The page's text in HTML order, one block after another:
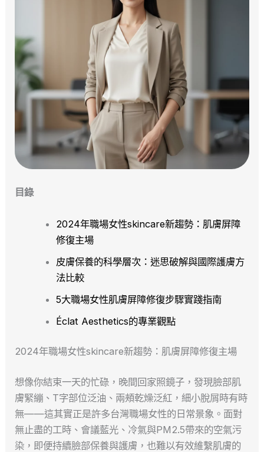
目錄
2024年職場女性skincare新趨勢：肌膚屏障
修復主場
皮膚保養的科學層次：迷思破解與國際護膚方
法比較
5大職場女性肌膚屏障修復步驟實踐指南
Éclat Aesthetics的專業觀點
2024年職場女性skincare新趨勢：肌膚屏障修復主場
想像你結束一天的忙碌，晚間回家照鏡子，發現臉部肌
膚緊繃、T字部位泛油、兩頰乾燥泛紅，細小脫屑時有時
無——這其實正是許多台灣職場女性的日常景象。面對
無止盡的工時、會議藍光、冷氣與PM2.5帶來的空氣污
染，即便持續臉部保養與護膚，也難以有效維繫肌膚的